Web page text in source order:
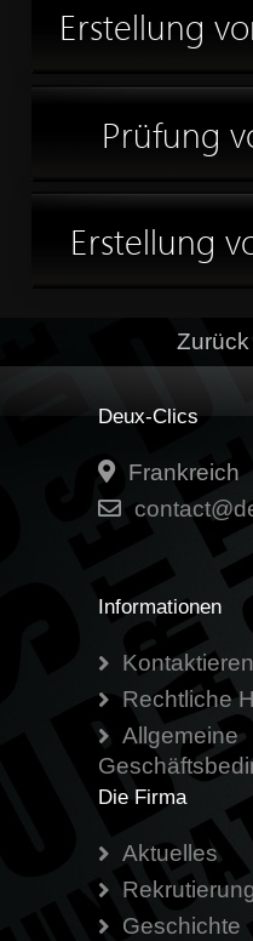
Erstellung
Prüfung
Erstellung
Deux-Clics
Frankreich
Informationen
Rechtliche
Allgemeine
Die Firma
Aktuelles
Geschichte